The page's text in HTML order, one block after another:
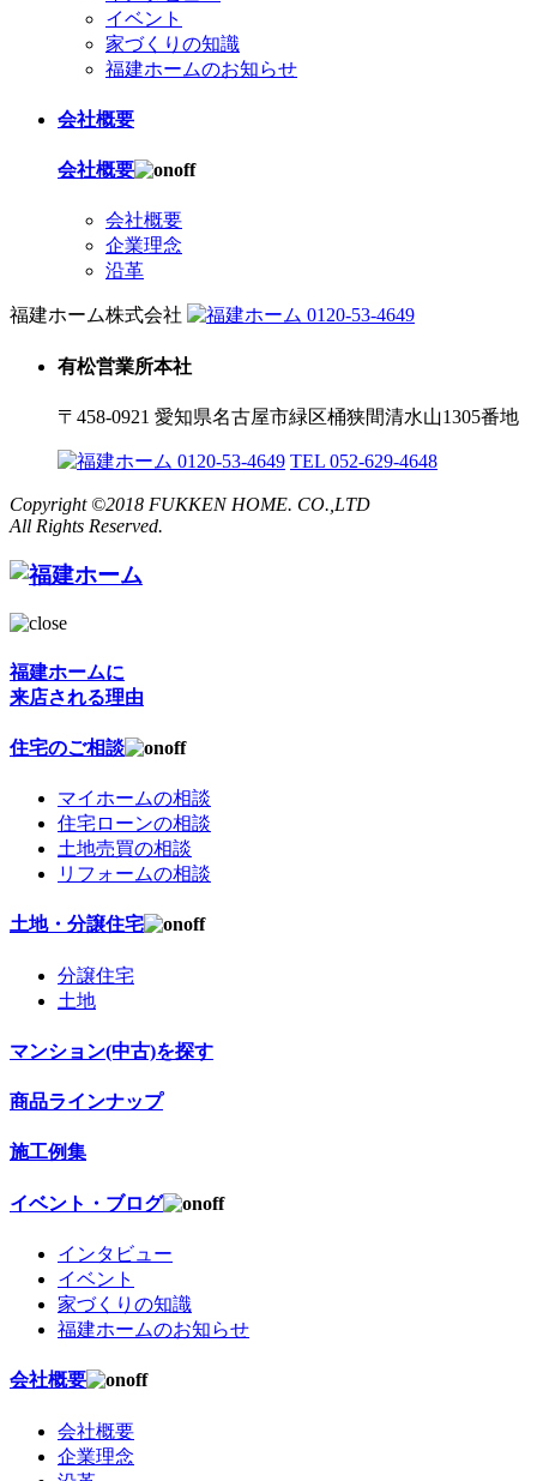
イベント
家づくりの知識
福建ホームのお知らせ
会社概要
会社概要
会社概要
企業理念
沿革
福建ホーム株式会社 0120-53-4649
有松営業所本社
〒458-0921 愛知県名古屋市緑区桶狭間清水山1305番地
0120-53-4649 TEL 052-629-4648
Copyright ©2018 FUKKEN HOME. CO.,LTD
All Rights Reserved.
福建ホームに
来店される理由
住宅のご相談
マイホームの相談
住宅ローンの相談
土地売買の相談
リフォームの相談
土地・分譲住宅
分譲住宅
土地
マンション(中古)を探す
商品ラインナップ
施工例集
イベント・ブログ
インタビュー
イベント
家づくりの知識
福建ホームのお知らせ
会社概要
会社概要
企業理念